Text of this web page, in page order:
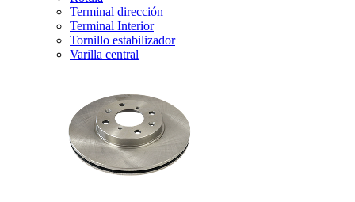
Terminal dirección
Terminal Interior
Tornillo estabilizador
Varilla central